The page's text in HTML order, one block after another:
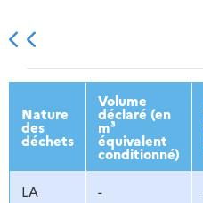
2013 2014
Nature
des
déchets
Volume
déclaré (en
m³
équivalent
conditionné)
LA -